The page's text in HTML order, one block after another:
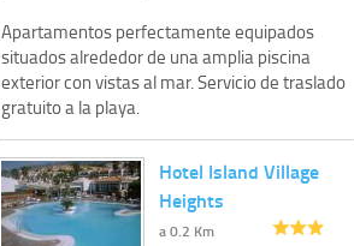
Apartamentos perfectamente equipados
situados alrededor de una amplia piscina
exterior con vistas al mar. Servicio de traslado
gratuito a la playa.
Hotel Island Village
Heights
a 0.2 Km